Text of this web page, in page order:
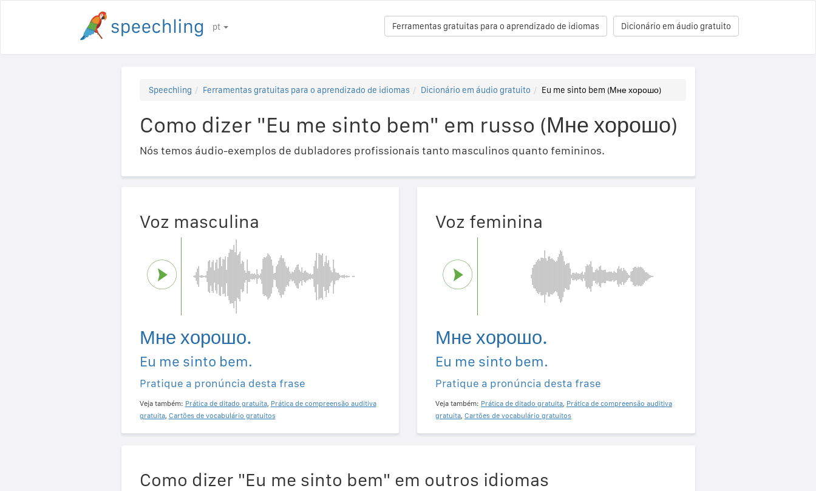
pt Dicionário em áudio gratuito
Ferramentas gratuitas para o aprendizado de idiomas
Speechling Ferramentas gratuitas para o aprendizado de idiomas Dicionário em áudio gratuito Eu me sinto bem (Мне хорошо)
Como dizer "Eu me sinto bem" em russo (Мне хорошо)
Nós temos áudio-exemplos de dubladores profissionais tanto masculinos quanto femininos.
Voz masculina
Мне хорошо.
Eu me sinto bem.
Pratique a pronúncia desta frase
Veja também: Prática de ditado gratuita, Prática de compreensão auditiva
gratuita, Cartões de vocabulário gratuitos
Voz feminina
Мне хорошо.
Eu me sinto bem.
Pratique a pronúncia desta frase
Veja também: Prática de ditado gratuita, Prática de compreensão auditiva
gratuita, Cartões de vocabulário gratuitos
Como dizer "Eu me sinto bem" em outros idiomas